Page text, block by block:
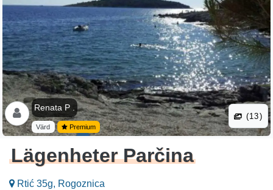
Renata P .
Värd Premium
(13)
Lägenheter Parčina
Rtić 35g, Rogoznica